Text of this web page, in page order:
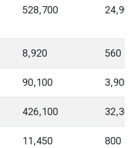
528,700
8,920 560
90,100 3,900
426,100
11,450 800